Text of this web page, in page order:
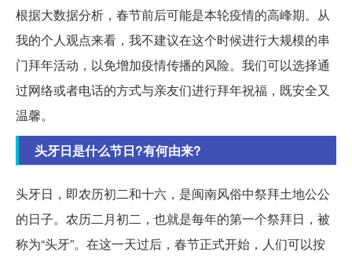
根据大数据分析，春节前后可能是本轮疫情的高峰期。从
我的个人观点来看，我不建议在这个时候进行大规模的串
门拜年活动，以免增加疫情传播的风险。我们可以选择通
过网络或者电话的方式与亲友们进行拜年祝福，既安全又
温馨。
头牙日是什么节日?有何由来?
头牙日，即农历初二和十六，是闽南风俗中祭拜土地公公
的日子。农历二月初二，也就是每年的第一个祭拜日，被
称为“头牙”。在这一天过后，春节正式开始，人们可以按